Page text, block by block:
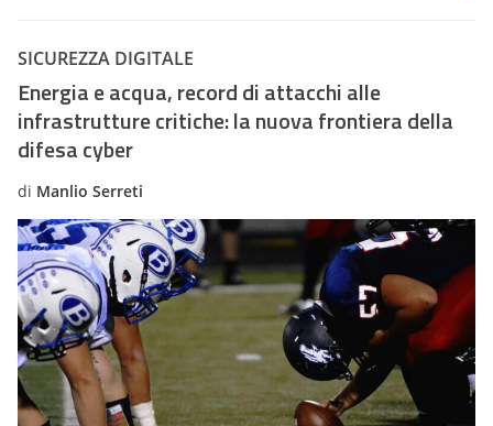
SICUREZZA DIGITALE
Energia e acqua, record di attacchi alle
infrastrutture critiche: la nuova frontiera della
difesa cyber
di Manlio Serreti